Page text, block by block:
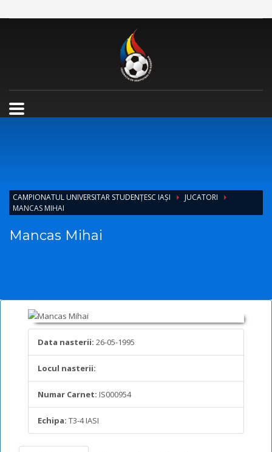
CAMPIONATUL UNIVERSITAR STUDENȚESC IAȘI
JUCATORI
MANCAS MIHAI
Mancas Mihai
Data nasterii: 26-05-1995
Locul nasterii:
Numar Carnet: IS000954
Echipa: T3-4 IASI